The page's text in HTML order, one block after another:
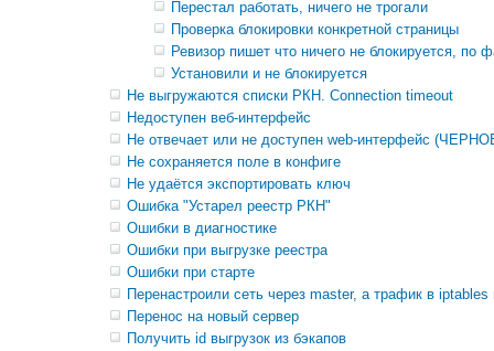
Перестал работать, ничего не трогали
Проверка блокировки конкретной страницы
Ревизор пишет что ничего не блокируется, по
Установили и не блокируется
Не выгружаются списки РКН. Connection timeout
Недоступен веб-интерфейс
Не отвечает или не доступен web-интерфейс
Не сохраняется поле в конфиге
Не удаётся экспортировать ключ
Ошибка "Устарел реестр РКН"
Ошибки в диагностике
Ошибки при выгрузке реестра
Ошибки при старте
Перенастроили сеть через master, а трафик в iptables
Перенос на новый сервер
Получить id выгрузок из бэкапов